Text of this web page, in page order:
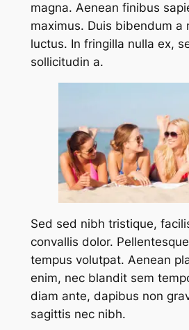
magna. Aenean finibus
maximus. Duis bibendum a
luctus. In fringilla nulla ex,
sollicitudin a.
Sed sed nibh tristique,
convallis dolor.
tempus volutpat. Aenean
enim, nec blandit sem
diam ante, dapibus non
sagittis nec nibh.